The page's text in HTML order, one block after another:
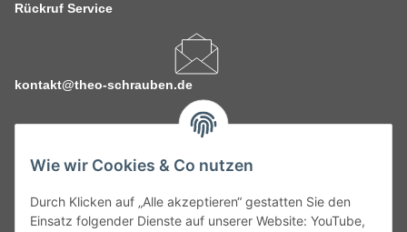
Wie wir Cookies & Co nutzen
Durch Klicken auf „Alle akzeptieren“ gestatten Sie den
Einsatz folgender Dienste auf unserer Website: YouTube,
Rückruf Service
kontakt@theo-schrauben.de
Service